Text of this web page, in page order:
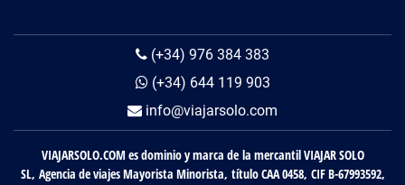
(+34) 976 384 383
(+34) 644 119 903
info@viajarsolo.com
VIAJARSOLO.COM es dominio y marca de la mercantil VIAJAR SOLO
SL, Agencia de viajes Mayorista Minorista, título CAA 0458, CIF B-67993592,